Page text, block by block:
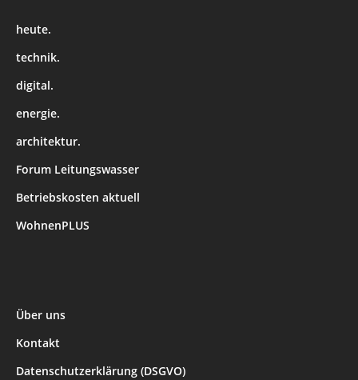
heute.
technik.
digital.
energie.
architektur.
Forum Leitungswasser
Betriebskosten aktuell
WohnenPLUS
Über uns
Kontakt
Datenschutzerklärung (DSGVO)